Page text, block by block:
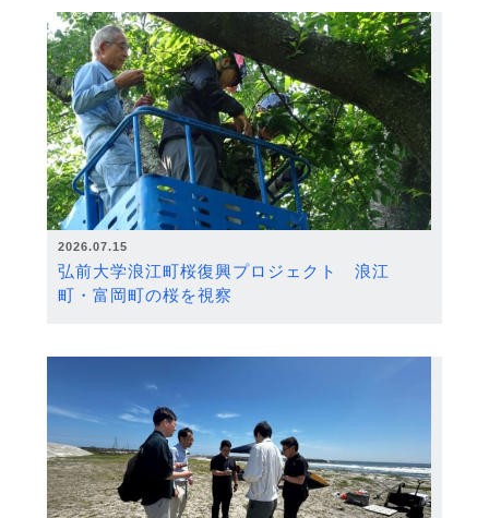
2026.07.15
弘前大学浪江町桜復興プロジェクト 浪江
町・富岡町の桜を視察